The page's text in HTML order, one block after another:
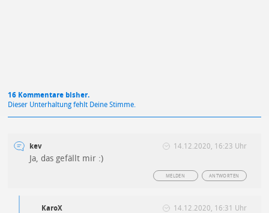
16 Kommentare bisher.
Dieser Unterhaltung fehlt Deine Stimme.
kev 14.12.2020, 16:23 Uhr
Ja, das gefällt mir :)
ANTWORTEN
MELDEN
KaroX 14.12.2020, 16:31 Uhr